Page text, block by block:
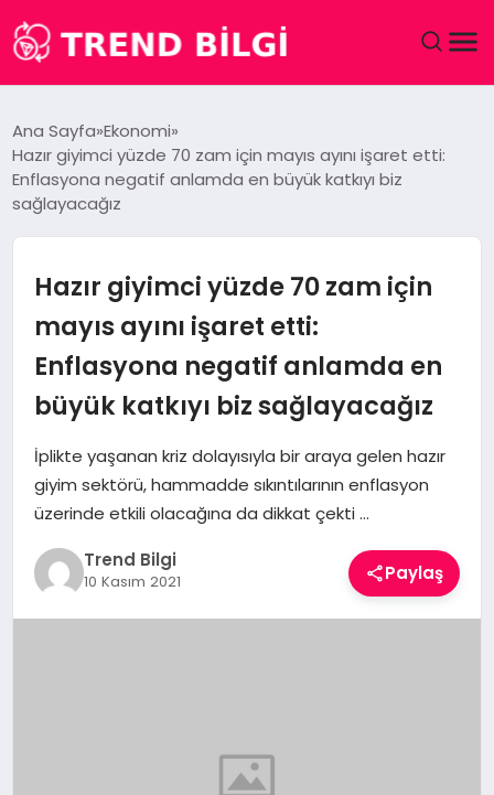
DÜNYA
EKONOMI
MAGAZIN
SAĞLIK
SPOR
TEKNOLOJI
YAŞAM
Ana Sayfa Ekonomi
Hazır giyimci yüzde 70 zam için mayıs ayını işaret etti:
Enflasyona negatif anlamda en büyük katkıyı biz
sağlayacağız
Hazır giyimci yüzde 70 zam için
mayıs ayını işaret etti:
Enflasyona negatif anlamda en
büyük katkıyı biz sağlayacağız
İplikte yaşanan kriz dolayısıyla bir araya gelen hazır
giyim sektörü, hammadde sıkıntılarının enflasyon
üzerinde etkili olacağına da dikkat çekti …
Trend Bilgi
10 Kasım 2021 Paylaş